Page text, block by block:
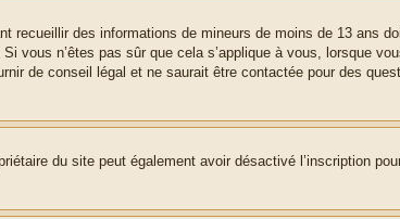
recueillir des informations de mineurs de moins de 13 ans
vous n’êtes pas sûr que cela s’applique à vous, lorsque
de conseil légal et ne saurait être contactée pour des
du site peut également avoir désactivé l’inscription